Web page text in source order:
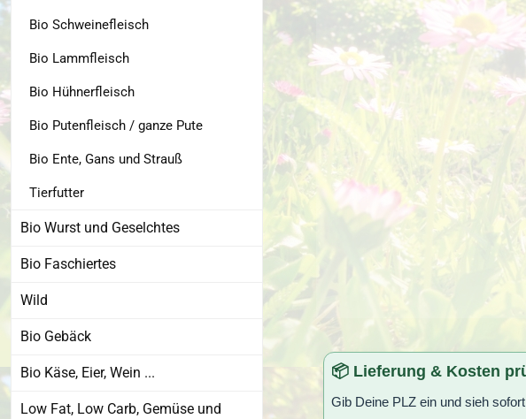
Bio Schweinefleisch
Bio Lammfleisch
Bio Hühnerfleisch
Bio Putenfleisch / ganze Pute
Bio Ente, Gans und Strauß
Tierfutter
Bio Wurst und Geselchtes
Bio Faschiertes
Wild
Bio Gebäck
Bio Käse, Eier, Wein ...
Low Fat, Low Carb, Gemüse und
📦 Lieferung & Kosten
Gib Deine PLZ ein und sieh